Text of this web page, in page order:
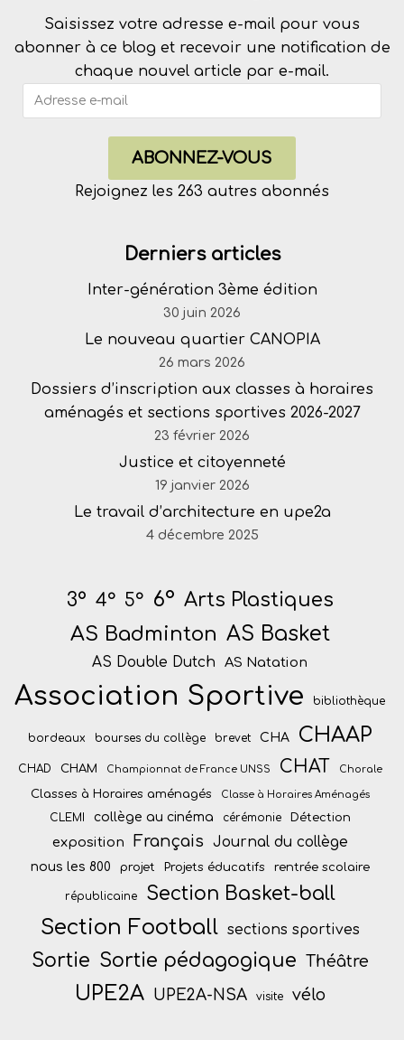
Saisissez votre adresse e-mail pour vous
abonner à ce blog et recevoir une notification de
chaque nouvel article par e-mail.
ABONNEZ-VOUS
Rejoignez les 263 autres abonnés
Derniers articles
Inter-génération 3ème édition
30 juin 2026
Le nouveau quartier CANOPIA
26 mars 2026
Dossiers d’inscription aux classes à horaires
aménagés et sections sportives 2026-2027
23 février 2026
Justice et citoyenneté
19 janvier 2026
Le travail d’architecture en upe2a
4 décembre 2025
3° 4° 5° 6° Arts Plastiques
AS Badminton AS Basket
AS Double Dutch AS Natation
Association Sportive bibliothèque
bordeaux bourses du collège brevet CHA CHAAP
CHAD CHAM Championnat de France UNSS CHAT Chorale
Classes à Horaires aménagés Classe à Horaires Aménagés
CLEMI collège au cinéma cérémonie Détection
exposition Français Journal du collège
nous les 800 projet Projets éducatifs rentrée scolaire
républicaine Section Basket-ball
Section Football sections sportives
Sortie Sortie pédagogique Théâtre
UPE2A UPE2A-NSA visite vélo